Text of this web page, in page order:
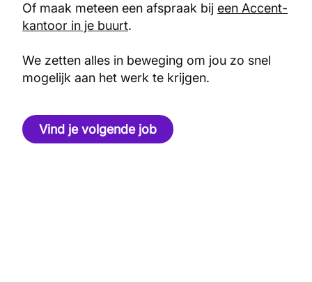
Of maak meteen een afspraak bij een Accent-
kantoor in je buurt.
We zetten alles in beweging om jou zo snel
mogelijk aan het werk te krijgen.
Vind je volgende job